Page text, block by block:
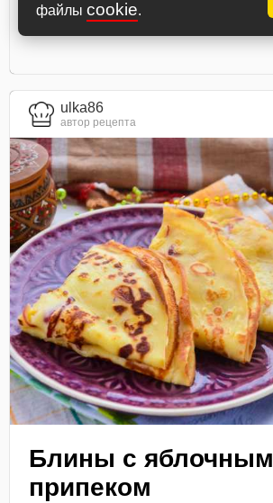
файлы cookie.
ulka86
автор рецепта
Блины с яблочным
припеком